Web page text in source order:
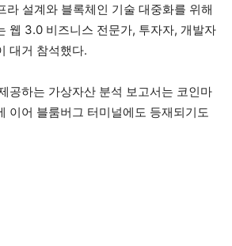
라 설계와 블록체인 기술 대중화를 위해
웹 3.0 비즈니스 전문가, 투자자, 개발자
대거 참석했다.
공하는 가상자산 분석 보고서는 코인마
이어 블룸버그 터미널에도 등재되기도